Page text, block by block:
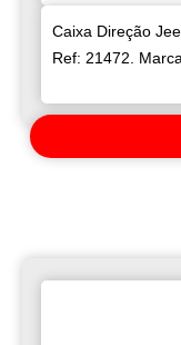
Caixa Direção
Ref: 21472.